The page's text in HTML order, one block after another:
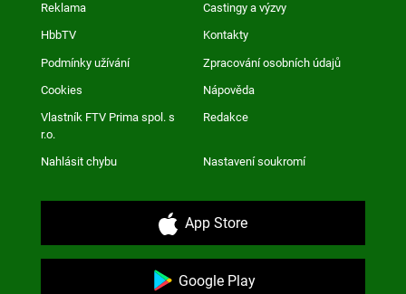
Reklama Castingy a výzvy
HbbTV Kontakty
Podmínky užívání Zpracování osobních údajů
Cookies Nápověda
Vlastník FTV Prima spol. s
r.o.
Redakce
Nahlásit chybu Nastavení soukromí
App Store
Google Play